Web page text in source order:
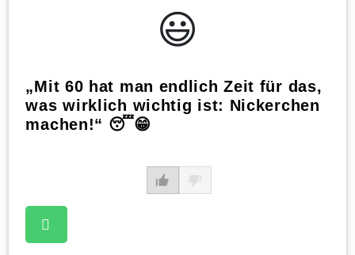
😃️
„Mit 60 hat man endlich Zeit für das,
was wirklich wichtig ist: Nickerchen
machen!“ 😴😁